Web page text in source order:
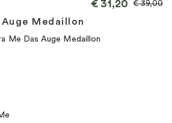
Auge Medaillon
€31,20 €39,00
Me Das Auge Medaillon